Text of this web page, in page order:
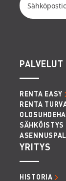
PALVELUT
RENTA EASY
RENTA
YRITYS
HISTORIA